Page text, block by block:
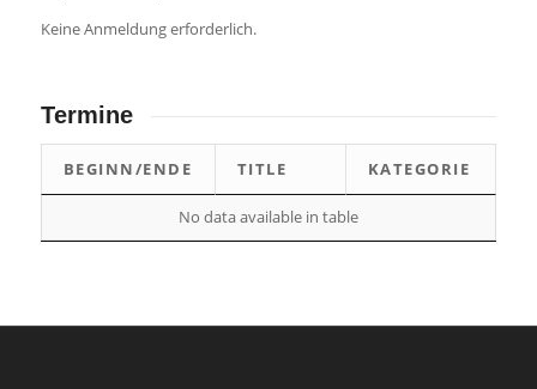
Keine Anmeldung erforderlich.
Termine
BEGINN/ENDE TITLE KATEGORIE
No data available in table